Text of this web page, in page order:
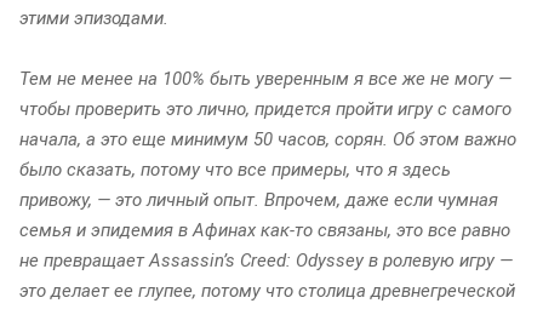
этими эпизодами.
Тем не менее на 100% быть уверенным я все же не могу —
чтобы проверить это лично, придется пройти игру с самого
начала, а это еще минимум 50 часов, сорян. Об этом важно
было сказать, потому что все примеры, что я здесь
привожу, — это личный опыт. Впрочем, даже если чумная
семья и эпидемия в Афинах как-то связаны, это все равно
не превращает Assassinʼs Creed: Odyssey в ролевую игру —
это делает ее глупее, потому что столица древнегреческой